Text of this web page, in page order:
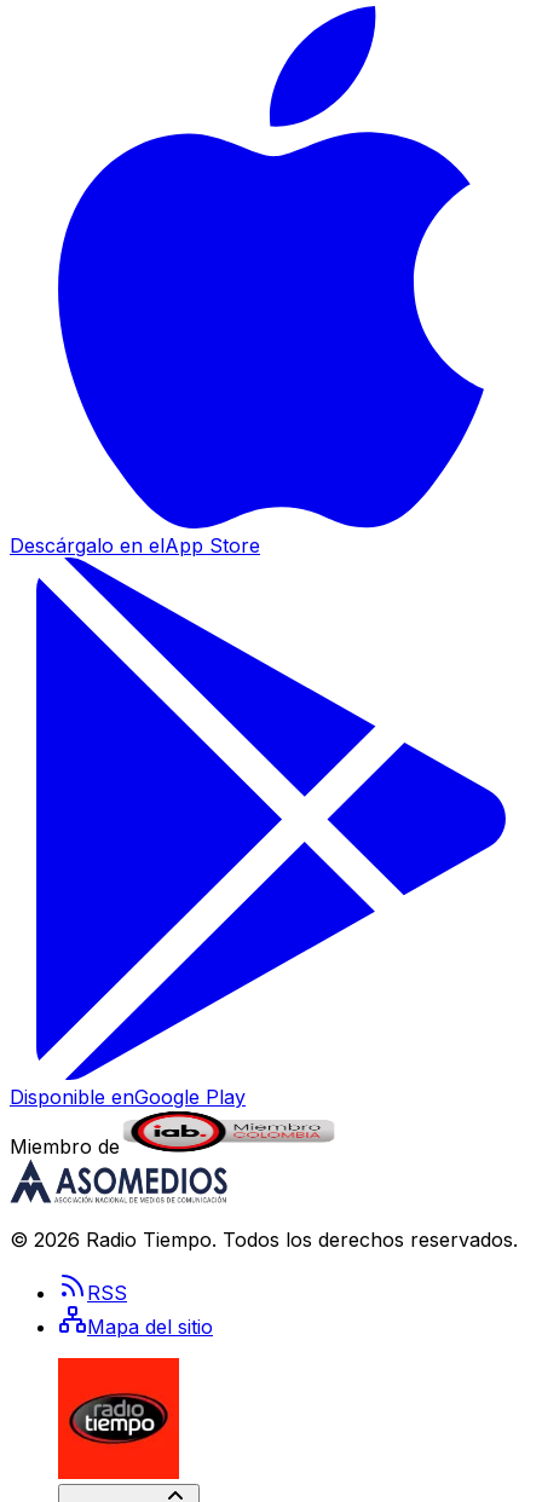
Descárgalo en elApp Store
Disponible enGoogle Play
Miembro de
© 2026 Radio Tiempo. Todos los derechos reservados.
RSS
Mapa del sitio